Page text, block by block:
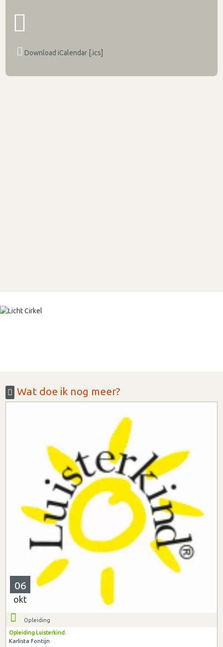
Download iCalendar [.ics]
Wat doe ik nog meer?
06
okt
Opleiding
Opleiding Luisterkind.
Karlista Fontijn